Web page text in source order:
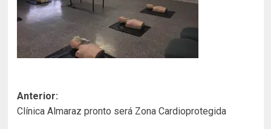
Navegación
de
Anterior:
Clínica Almaraz pronto será Zona Cardioprotegida